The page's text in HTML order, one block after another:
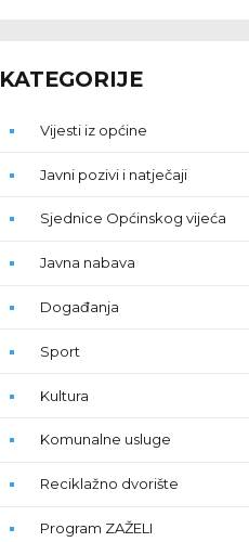
KATEGORIJE
Vijesti iz općine
Javni pozivi i natječaji
Sjednice Općinskog vijeća
Javna nabava
Događanja
Sport
Kultura
Komunalne usluge
Reciklažno dvorište
Program ZAŽELI